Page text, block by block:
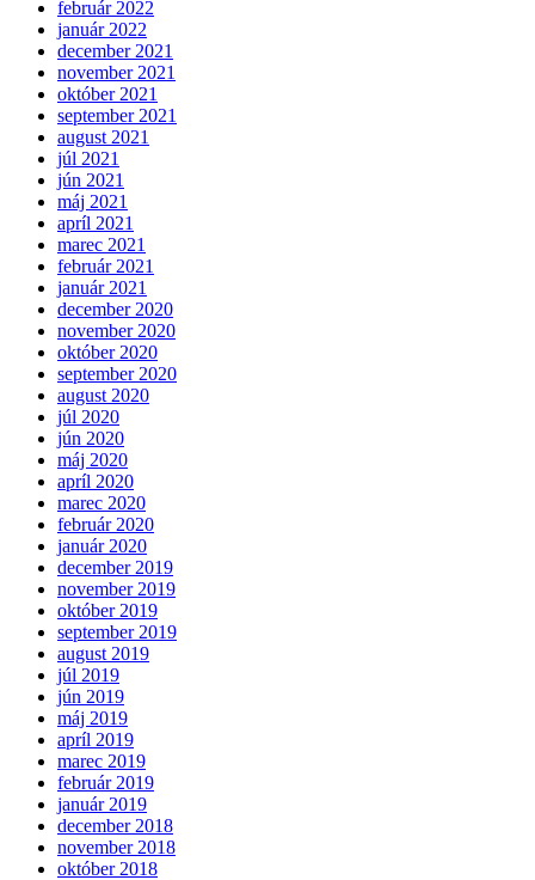
február 2022
január 2022
december 2021
november 2021
október 2021
september 2021
august 2021
júl 2021
jún 2021
máj 2021
apríl 2021
marec 2021
február 2021
január 2021
december 2020
november 2020
október 2020
september 2020
august 2020
júl 2020
jún 2020
máj 2020
apríl 2020
marec 2020
február 2020
január 2020
december 2019
november 2019
október 2019
september 2019
august 2019
júl 2019
jún 2019
máj 2019
apríl 2019
marec 2019
február 2019
január 2019
december 2018
november 2018
október 2018